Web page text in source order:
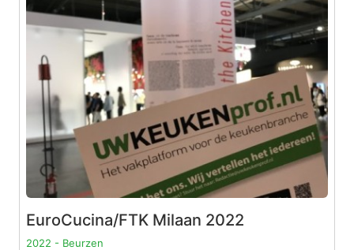
EuroCucina/FTK Milaan 2022
2022 - Beurzen